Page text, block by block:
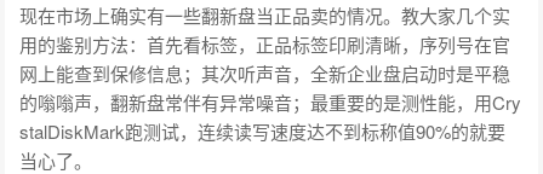
现在市场上确实有一些翻新盘当正品卖的情况。教大家几个实
用的鉴别方法：首先看标签，正品标签印刷清晰，序列号在官
网上能查到保修信息；其次听声音，全新企业盘启动时是平稳
的嗡嗡声，翻新盘常伴有异常噪音；最重要的是测性能，用Cry
stalDiskMark跑测试，连续读写速度达不到标称值90%的就要
当心了。